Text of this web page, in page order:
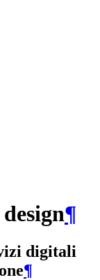
¶
digitali
¶